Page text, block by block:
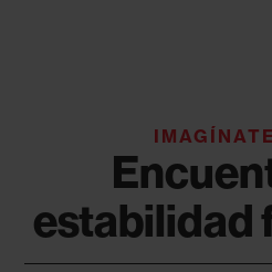
estabilidad